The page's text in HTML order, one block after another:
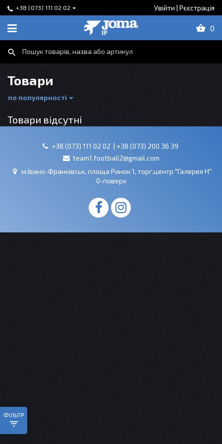
+38 (073) 111 02 02 Увійти | Рєєстрація
0
ФІЛЬТР
Товари
по популярності
Товари відсутні
+38 (073) 111 02 02 | +38 (073) 200 36 39
team1.football2@gmail.com
м.Івано-Франківськ, площа Ринок 1, торг.центр "Галерея Н"
0-поверх